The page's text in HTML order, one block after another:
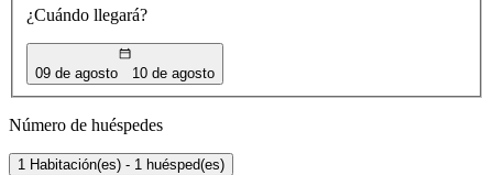
¿Cuándo llegará?
09 de agosto 10 de agosto
Número de huéspedes
1 Habitación(es) - 1 huésped(es)